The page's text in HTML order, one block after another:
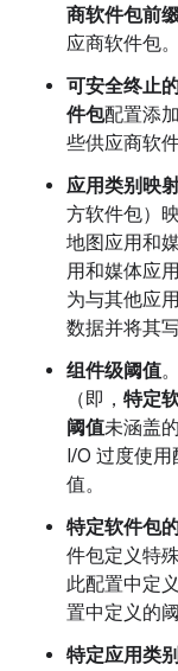
商软件包前
应商软件包
可安全终止
件包配置添
些供应商软
应用类别映
方软件包）
地图应用和
用和媒体应
为与其他应
数据并将其
组件级阈值
（即， 特定
阈值未涵盖
I/O 过度使
值。
特定软件包
件包定义特
此配置中定
置中定义的阈
特定应用类